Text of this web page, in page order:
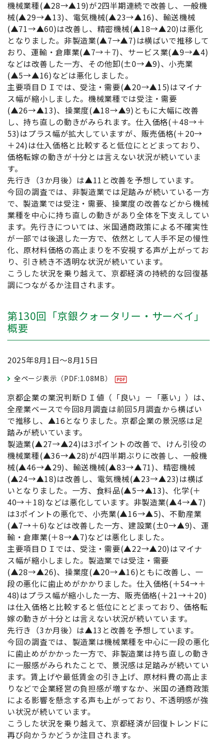
機械業種(▲28→▲19)が2四半期連続で改善し、一般機
械(▲29→▲13)、電気機械(▲23→▲16)、輸送機械
(▲71→▲60)は改善し、精密機械(▲18→▲20)は悪化
となりました。非製造業(▲7→▲7)は横ばいで推移して
おり、運輸・倉庫業(▲7→＋7)、サービス業(▲9→▲4)
などは改善した一方、その他卸(±0→▲9)、小売業
(▲5→▲16)などは悪化しました。
主要項目ＤＩでは、受注・需要(▲20→▲15)はマイナ
ス幅が縮小しました。機械業種では受注・需要
(▲26→▲13)、操業度(▲18→▲9)ともに大幅に改善
し、持ち直しの動きがみられます。仕入価格(＋48→＋
53)はプラス幅が拡大していますが、販売価格(＋20→
＋24)は仕入価格と比較すると低位にとどまっており、
価格転嫁の動きが十分とは言えない状況が続いていま
す。
先行き（3か月後）は▲11と改善を予想しています。
今回の調査では、非製造業では足踏みが続いている一方
で、製造業では受注・需要、操業度の改善などから機械
業種を中心に持ち直しの動きがあり全体を下支えしてい
ます。先行きについては、米国通商政策による不確実性
が一部では後退した一方で、依然として人手不足の慢性
化、原材料価格の高止まりを不安視する声が上がってお
り、引き続き不透明な状況が続いています。
こうした状況を乗り越えて、京都経済の持続的な回復基
調につながるか注目されます。
第130回「京銀クォータリー・サーベイ」
概要
2025年8月1日～8月15日
全ページ表示（PDF:1.08MB）
京都企業の業況判断ＤＩ値（「良い」－「悪い」）は、
全産業ベースで今回8月調査は前回5月調査から横ばい
で推移し、▲16となりました。京都企業の景況感は足
踏みが続いています。
製造業(▲27→▲24)は3ポイントの改善で、けん引役の
機械業種(▲36→▲28)が4四半期ぶりに改善し、一般機
械(▲46→▲29)、輸送機械(▲83→▲71)、精密機械
(▲24→▲18)は改善し、電気機械(▲23→▲23)は横ば
いとなりました。一方、食料品(▲5→▲13)、化学(＋
40→＋18)などは悪化しています。非製造業(▲4→▲7)
は3ポイントの悪化で、小売業(▲16→▲5)、不動産業
(▲7→＋6)などは改善した一方、建設業(±0→▲9)、運
輸・倉庫業(＋8→▲7)などは悪化しました。
主要項目ＤＩでは、受注・需要(▲22→▲20)はマイナ
ス幅が縮小しました。製造業では受注・需要
(▲28→▲26)、操業度(▲20→▲16)ともに改善し、一
段の悪化に歯止めがかかりました。仕入価格(＋54→＋
48)はプラス幅が縮小した一方、販売価格(＋21→＋20)
は仕入価格と比較すると低位にとどまっており、価格転
嫁の動きが十分とは言えない状況が続いています。
先行き（3か月後）は▲13と改善を予想しています。
今回の調査では、製造業は機械業種を中心に一段の悪化
に歯止めがかかった一方で、非製造業は持ち直しの動き
に一服感がみられたことで、景況感は足踏みが続いてい
ます。賃上げや最低賃金の引き上げ、原材料費の高止ま
りなどで企業経営の負担感が増すなか、米国の通商政策
による影響を懸念する声も上がっており、不透明感が強
い状況が続いています。
こうした状況を乗り越えて、京都経済が回復トレンドに
再び向かうかどうか注目されます。